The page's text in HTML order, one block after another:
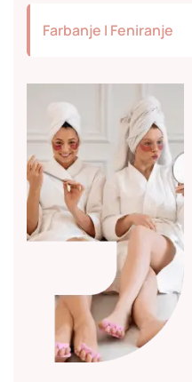
Farbanje I Feniranje